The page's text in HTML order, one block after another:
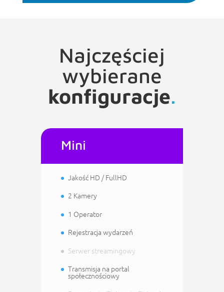
Najczęściej
wybierane
konfiguracje.
Mini
Jakość HD / FullHD
2 Kamery
1 Operator
Rejestracja wydarzeń
Serwer streamingowy
Transmisja na portal
społecznościowy